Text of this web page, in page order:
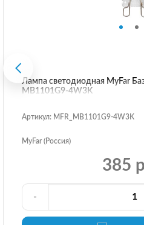
Лампа светодиодная MyFar
MB1101G9-4W3K
Артикул: MFR_MB1101G9-4W3K
MyFar (Россия)
385
-